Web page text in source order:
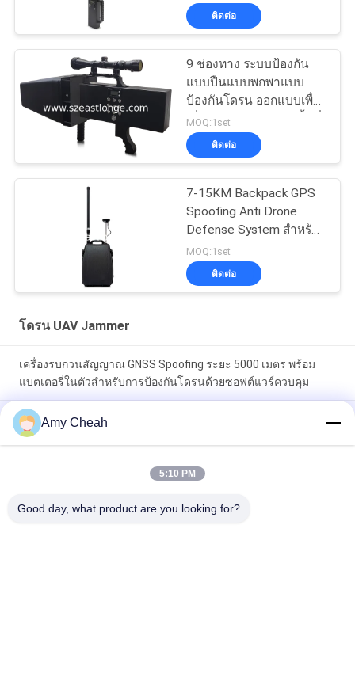
50-500 เมตร สำหรับการ
ลดภัยคุกคามจาก UAV
ติดต่อ
9 ช่องทาง ระบบป้องกัน
แบบปืนแบบพกพาแบบ
ป้องกันโดรน ออกแบบเพื่อ
เพิ่มความปลอดภัยในพื้นที่
ที่มีความรู้สึก
MOQ:1set
ติดต่อ
7-15KM Backpack GPS
Spoofing Anti Drone
Defense System สําหรับ
การลดความคุกคามของ
Drone อย่างมีประสิทธิภาพ
MOQ:1set
ติดต่อ
โดรน UAV Jammer
เครื่องรบกวนสัญญาณ GNSS Spoofing ระยะ 5000 เมตร พร้อม
แบตเตอรี่ในตัวสำหรับการป้องกันโดรนด้วยซอฟต์แวร์ควบคุม
6 ช่อง 3000m ระบบจีพีเอสสปูฟฟิ้งสําหรับ UAV แอนติโดรนที่มีตํา
แหน่งจีพีเอสเท็จและ Super Jamming
เครื่องยับยับ Drone Outdoor กันน้ํา อุปกรณ์ป้องกัน Drone Counter
Amy Cheah
5:10 PM
Good day, what product are you looking for?